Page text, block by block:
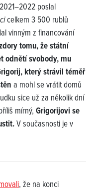
poslal
celkem 3 500 rublů
vinným z financování
tomu, že státní
odnětí svobody, mu
který strávil téměř
a mohl se vrátit domů
sice už za několik dní
mírný, Grigorijovi se
V současnosti je v
, že na konci